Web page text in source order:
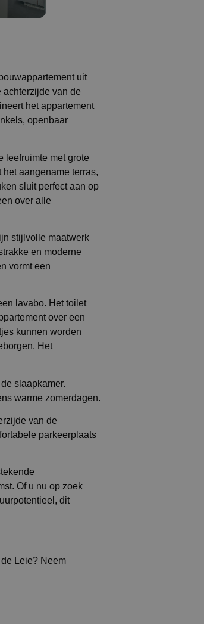
uit
achterzijde van de
het appartement
openbaar
leefruimte met grote
aangename terras,
sluit perfect aan op
over alle
stijlvolle maatwerk
en moderne
vormt een
lavabo. Het toilet
over een
kunnen worden
Het
slaapkamer.
warme zomerdagen.
van de
parkeerplaats
Of u nu op zoek
dit
Leie? Neem